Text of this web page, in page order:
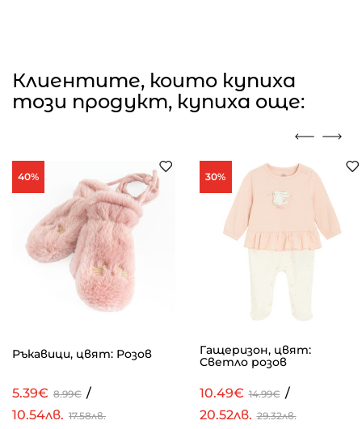
Клиентите, които купиха
този продукт, купиха още:
40%
Ръкавици, цвят: Розов
5.39€ 8.99€ /
10.54лв. 17.58лв.
30%
Гащеризон, цвят:
Светло розов
10.49€ 14.99€ /
20.52лв. 29.32лв.